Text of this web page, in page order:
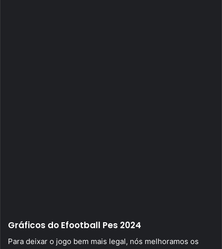
Gráficos do Efootball Pes 2024
Para deixar o jogo bem mais legal, nós melhoramos os